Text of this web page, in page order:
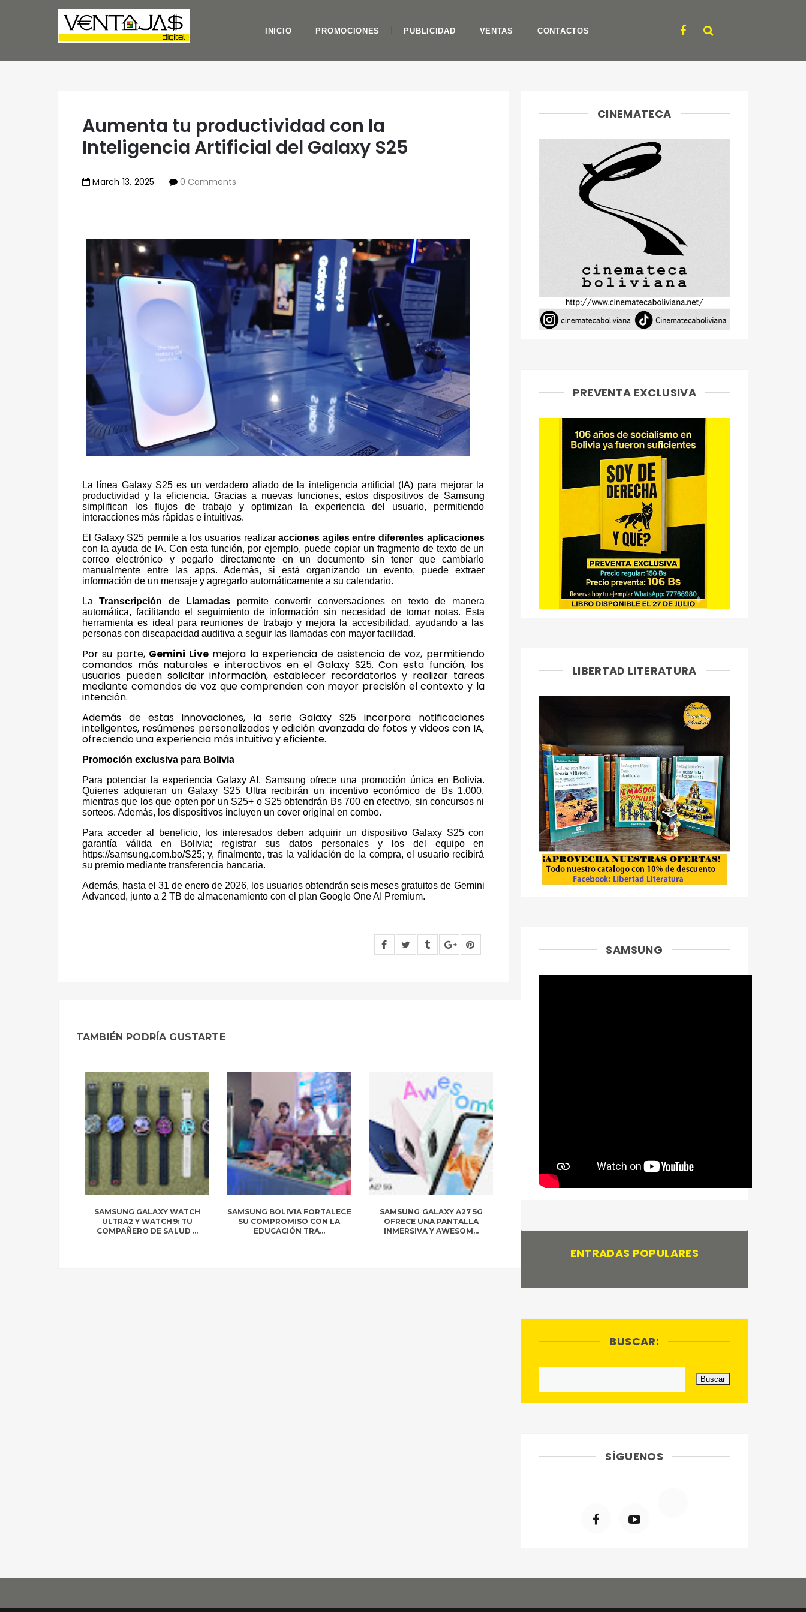
INICIO PROMOCIONES PUBLICIDAD VENTAS CONTACTOS
Aumenta tu productividad con la
Inteligencia Artificial del Galaxy S25
March 13, 2025 0 Comments
La línea Galaxy S25 es un verdadero aliado de la inteligencia artificial (IA) para mejorar la
productividad y la eficiencia. Gracias a nuevas funciones, estos dispositivos de Samsung
simplifican los flujos de trabajo y optimizan la experiencia del usuario, permitiendo
interacciones más rápidas e intuitivas.
El Galaxy S25 permite a los usuarios realizaracciones agiles entre diferentes aplicaciones
con la ayuda de IA. Con esta función, por ejemplo, puede copiar un fragmento de texto de un
correo electrónico y pegarlo directamente en un documento sin tener que cambiarlo
manualmente entre las apps. Además, si está organizando un evento, puede extraer
información de un mensaje y agregarlo automáticamente a su calendario.
LaTranscripción de Llamadas permite convertir conversaciones en texto de manera
automática, facilitando el seguimiento de información sin necesidad de tomar notas. Esta
herramienta es ideal para reuniones de trabajo y mejora la accesibilidad, ayudando a las
personas con discapacidad auditiva a seguir las llamadas con mayor facilidad.
Por su parte, Gemini Livemejora la experiencia de asistencia de voz, permitiendo
comandos más naturales e interactivos en el Galaxy S25. Con esta función, los
usuarios pueden solicitar información, establecer recordatorios y realizar tareas
mediante comandos de voz que comprenden con mayor precisión el contexto y la
intención.
Además de estas innovaciones, la serie Galaxy S25 incorpora notificaciones
inteligentes, resúmenes personalizados y edición avanzada de fotos y videos con IA,
ofreciendo una experiencia más intuitiva y eficiente.
Promoción exclusiva para Bolivia
Para potenciar la experiencia Galaxy AI, Samsung ofrece una promoción única en Bolivia.
Quienes adquieran un Galaxy S25 Ultra recibirán un incentivo económico de Bs 1.000,
mientras que los que opten por un S25+ o S25 obtendrán Bs 700 en efectivo, sin concursos ni
sorteos. Además, los dispositivos incluyen un cover original en combo.
Para acceder al beneficio, los interesados deben adquirir un dispositivo Galaxy S25 con
garantía válida en Bolivia; registrar sus datos personales y los del equipo en
https://samsung.com.bo/S25; y, finalmente, tras la validación de la compra, el usuario recibirá
su premio mediante transferencia bancaria.
Además, hasta el 31 de enero de 2026, los usuarios obtendrán seis meses gratuitos de Gemini
Advanced, junto a 2 TB de almacenamiento con el plan Google One AI Premium.
TAMBIÉN PODRÍA GUSTARTE
SAMSUNG GALAXY WATCH
ULTRA2 Y WATCH9: TU
COMPAÑERO DE SALUD ...
SAMSUNG BOLIVIA FORTALECE
SU COMPROMISO CON LA
EDUCACIÓN TRA...
SAMSUNG GALAXY A27 5G
OFRECE UNA PANTALLA
INMERSIVA Y AWESOM...
CINEMATECA
PREVENTA EXCLUSIVA
LIBERTAD LITERATURA
SAMSUNG
ENTRADAS POPULARES
BUSCAR:
SÍGUENOS